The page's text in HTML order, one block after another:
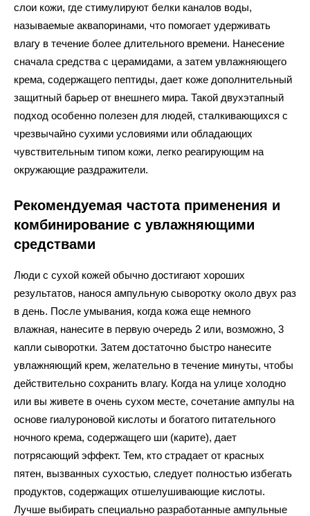
слои кожи, где стимулируют белки каналов воды,
называемые аквапоринами, что помогает удерживать
влагу в течение более длительного времени. Нанесение
сначала средства с церамидами, а затем увлажняющего
крема, содержащего пептиды, дает коже дополнительный
защитный барьер от внешнего мира. Такой двухэтапный
подход особенно полезен для людей, сталкивающихся с
чрезвычайно сухими условиями или обладающих
чувствительным типом кожи, легко реагирующим на
окружающие раздражители.
Рекомендуемая частота применения и
комбинирование с увлажняющими
средствами
Люди с сухой кожей обычно достигают хороших
результатов, нанося ампульную сыворотку около двух раз
в день. После умывания, когда кожа еще немного
влажная, нанесите в первую очередь 2 или, возможно, 3
капли сыворотки. Затем достаточно быстро нанесите
увлажняющий крем, желательно в течение минуты, чтобы
действительно сохранить влагу. Когда на улице холодно
или вы живете в очень сухом месте, сочетание ампулы на
основе гиалуроновой кислоты и богатого питательного
ночного крема, содержащего ши (карите), дает
потрясающий эффект. Тем, кто страдает от красных
пятен, вызванных сухостью, следует полностью избегать
продуктов, содержащих отшелушивающие кислоты.
Лучше выбирать специально разработанные ампульные